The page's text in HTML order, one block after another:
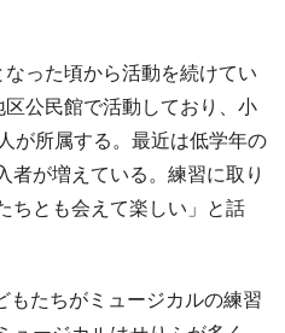
った頃から活動を続けてい
公民館で活動しており、小
が所属する。最近は低学年の
者が増えている。練習に取り
ちとも会えて楽しい」と話
たちがミュージカルの練習